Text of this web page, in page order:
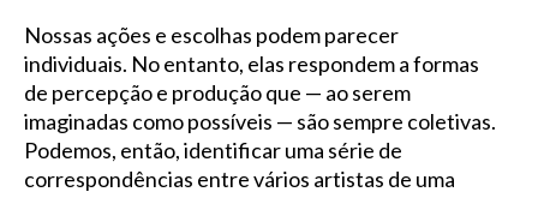
Nossas ações e escolhas podem parecer
individuais. No entanto, elas respondem a formas
de percepção e produção que — ao serem
imaginadas como possíveis — são sempre coletivas.
Podemos, então, identificar uma série de
correspondências entre vários artistas de uma